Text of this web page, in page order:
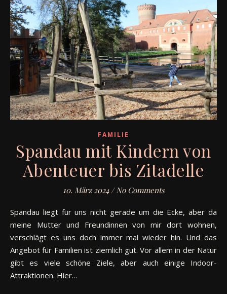
FAMILIE
Spandau mit Kindern von
Abenteuer bis Zitadelle
10. März 2024 / No Comments
Spandau liegt für uns nicht gerade um die Ecke, aber da
meine Mutter und Freundinnen von mir dort wohnen,
verschlägt es uns doch immer mal wieder hin. Und das
Angebot für Familien ist ziemlich gut. Vor allem in der Natur
gibt es viele schöne Ziele, aber auch einige Indoor-
Attraktionen. Hier…